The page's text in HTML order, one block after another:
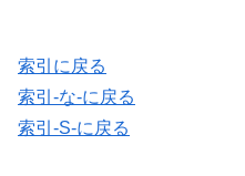
索引に戻る
索引-な-に戻る
索引-S-に戻る